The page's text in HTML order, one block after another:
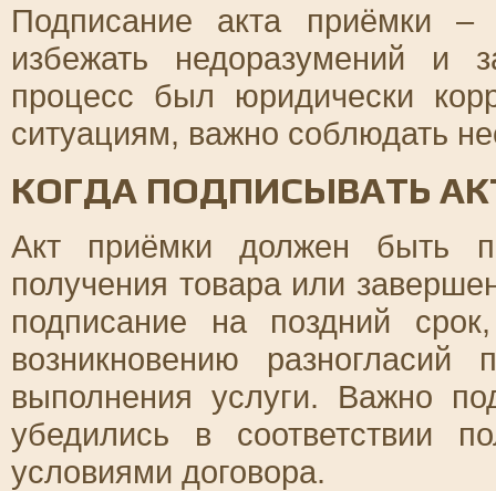
Подписание акта приёмки –
избежать недоразумений и
процесс был юридически
ситуациям, важно соблюдать
КОГДА ПОДПИСЫВАТЬ
Акт приёмки должен быть
получения товара или
подписание на поздний
возникновению
выполнения услуги. Важно
убедились в соответствии
условиями договора.